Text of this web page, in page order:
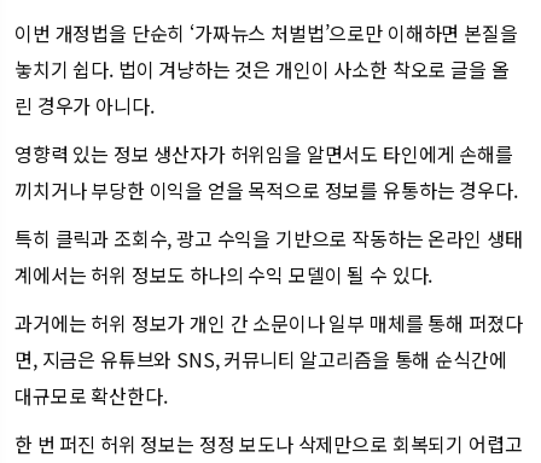
이번 개정법을 단순히 ‘가짜뉴스 처벌법’으로만 이해하면 본질을
놓치기 쉽다. 법이 겨냥하는 것은 개인이 사소한 착오로 글을 올
린 경우가 아니다.
영향력 있는 정보 생산자가 허위임을 알면서도 타인에게 손해를
끼치거나 부당한 이익을 얻을 목적으로 정보를 유통하는 경우다.
특히 클릭과 조회수, 광고 수익을 기반으로 작동하는 온라인 생태
계에서는 허위 정보도 하나의 수익 모델이 될 수 있다.
과거에는 허위 정보가 개인 간 소문이나 일부 매체를 통해 퍼졌다
면, 지금은 유튜브와 SNS, 커뮤니티 알고리즘을 통해 순식간에
대규모로 확산한다.
한 번 퍼진 허위 정보는 정정 보도나 삭제만으로 회복되기 어렵고